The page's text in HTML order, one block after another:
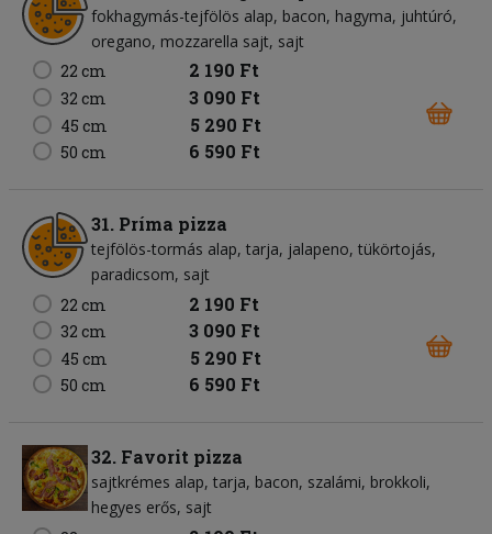
fokhagymás-tejfölös alap bacon hagyma juhtúró
oregano mozzarella sajt sajt
22 cm
2 190 Ft
32 cm 3 090 Ft
45 cm 5 290 Ft
50 cm 6 590 Ft
31. Príma pizza
tejfölös-tormás alap tarja jalapeno tükörtojás
paradicsom sajt
22 cm
2 190 Ft
32 cm 3 090 Ft
45 cm 5 290 Ft
50 cm 6 590 Ft
32. Favorit pizza
sajtkrémes alap tarja bacon szalámi brokkoli
hegyes erős sajt